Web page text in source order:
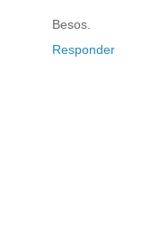
Besos.
Responder